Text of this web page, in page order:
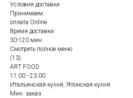
Условия доставки
Принимаем:
оплата Online
Время доставки:
30-120 мин.
Смотреть полное меню
(13)
ART FOOD
11:00 - 23:00
Итальянская кухня, Японская кухня
Мин. заказ: